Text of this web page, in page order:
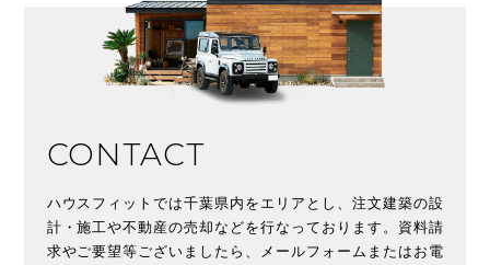
CONTACT
ハウスフィットでは千葉県内をエリアとし、注文建築の設
計・施工や不動産の売却などを行なっております。資料請
求やご要望等ございましたら、メールフォームまたはお電